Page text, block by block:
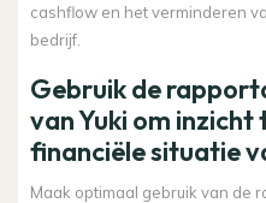
cashflow en het verminderen
bedrijf.
Gebruik de
van Yuki om inzicht
financiële situatie
Maak optimaal gebruik van de